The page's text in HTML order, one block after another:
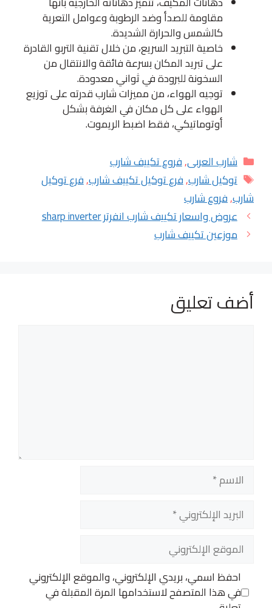
مقاومة للصدأ وضد الرطوبة وعوامل التعرية
كالشمس والحرارة الشديدة.
خاصية التبريد السريع، من خلال تقنية التربو القادرة
على تبريد المكان بسرعة فائقة والانتقال من
السخونة للبرودة في ثواني معدودة.
توجيه الهواء، من مميزات شارب قدرته على توزيع
الهواء على كل مكان في الغرفة بشكل
أوتوماتيكي، فقط اضبط الريموت.
التصنيفات
شارب العربى,فروع تكييف شارب
الوسوم
توكيل شارب,فرع توكيل تكييف شارب,فرع توكيل
شارب,فروع شارب
عروض واسعار تكييف شارب انفرتر sharp inverter
موزعين تكييف شارب
أضف تعليق
الاسم
البريد
الإلكتروني
الموقع
الإلكتروني
احفظ اسمي، بريدي الإلكتروني، والموقع الإلكتروني
في هذا المتصفح لاستخدامها المرة المقبلة في